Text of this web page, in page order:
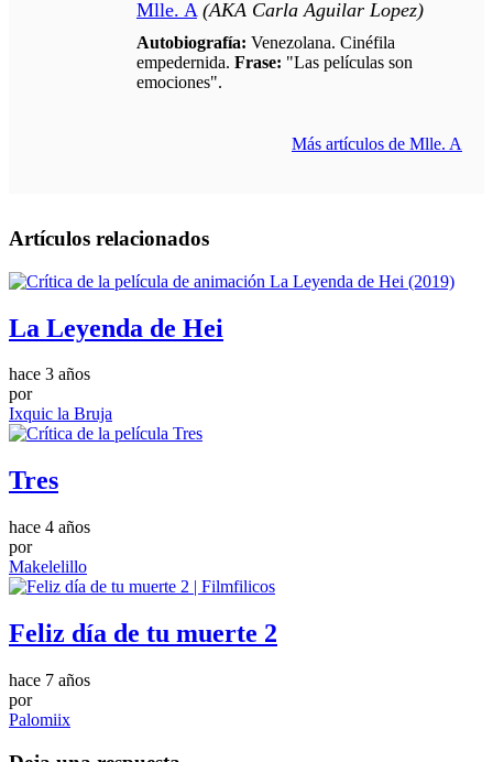
Mlle. A (AKA Carla Aguilar Lopez)
Autobiografía: Venezolana. Cinéfila
empedernida. Frase: "Las películas son
emociones".
Más artículos de Mlle. A
Artículos relacionados
La Leyenda de Hei
hace 3 años
por
Ixquic la Bruja
Tres
hace 4 años
por
Makelelillo
Feliz día de tu muerte 2
hace 7 años
por
Palomiix